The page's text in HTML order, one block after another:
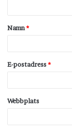
t
a
Namn*
E-postadress*
Webbplats